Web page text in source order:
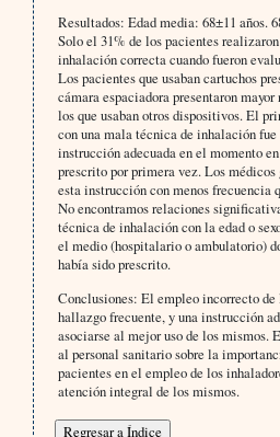
Resultados: Edad media: 68±11 años.
Solo el 31% de los pacientes
inhalación correcta cuando fueron
Los pacientes que usaban cartuchos
cámara espaciadora presentaron mayor
los que usaban otros dispositivos. El
con una mala técnica de inhalación fue
instrucción adecuada en el momento
prescrito por primera vez. Los
esta instrucción con menos frecuencia
No encontramos relaciones
técnica de inhalación con la edad o
el medio (hospitalario o ambulatorio)
había sido prescrito.
Conclusiones: El empleo incorrecto de
hallazgo frecuente, y una instrucción
asociarse al mejor uso de los mismos.
al personal sanitario sobre la
pacientes en el empleo de los
atención integral de los mismos.